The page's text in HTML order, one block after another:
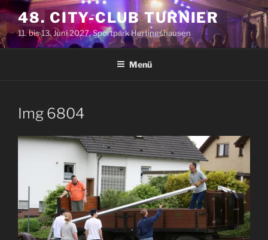
Zum
Inhalt
springen
48. CITY-CLUB TURNIER
11. bis 13. Juni 2027, Sportpark Hertingshausen
Menü
Img 6804